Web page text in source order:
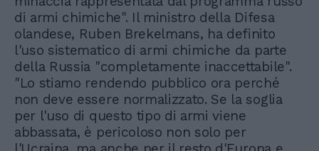
di armi chimiche". Il ministro della Difesa
olandese, Ruben Brekelmans, ha definito
l'uso sistematico di armi chimiche da parte
della Russia "completamente inaccettabile".
"Lo stiamo rendendo pubblico ora perché
non deve essere normalizzato. Se la soglia
per l'uso di questo tipo di armi viene
abbassata, è pericoloso non solo per